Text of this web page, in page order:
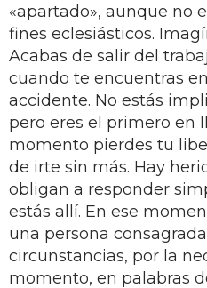
«apartado», aunque no
fines eclesiásticos.
Acabas de salir del
cuando te encuentras
accidente. No estás
pero eres el primero en
momento pierdes tu
de irte sin más. Hay
obligan a responder
estás allí. En ese
una persona
circunstancias, por la
momento, en palabras